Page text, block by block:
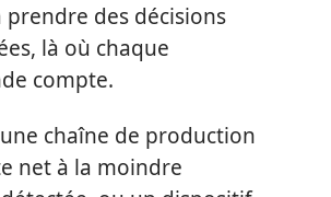
prendre des décisions
là où chaque
compte.
chaîne de production
net à la moindre